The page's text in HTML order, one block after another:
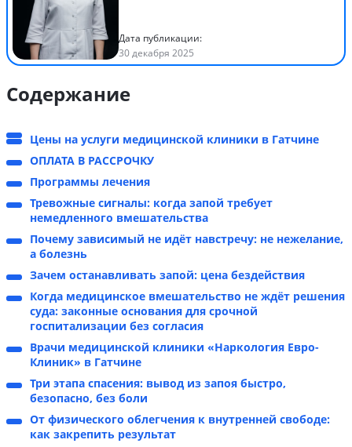
Дата публикации:
30 декабря 2025
Содержание
Цены на услуги медицинской клиники в Гатчине
ОПЛАТА В РАССРОЧКУ
Программы лечения
Тревожные сигналы: когда запой требует
немедленного вмешательства
Почему зависимый не идёт навстречу: не нежелание,
а болезнь
Зачем останавливать запой: цена бездействия
Когда медицинское вмешательство не ждёт решения
суда: законные основания для срочной
госпитализации без согласия
Врачи медицинской клиники «Наркология Евро-
Клиник» в Гатчине
Три этапа спасения: вывод из запоя быстро,
безопасно, без боли
От физического облегчения к внутренней свободе:
как закрепить результат